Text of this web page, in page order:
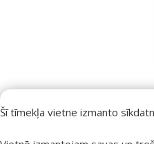
Šī tīmekļa vietne izmanto